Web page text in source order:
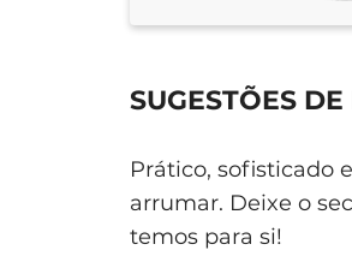
SUGESTÕES
Prático, sofisticado
arrumar. Deixe o
temos para si!